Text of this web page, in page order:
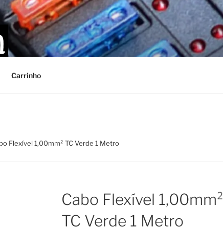
Carrinho
Flexível 1,00mm² TC Verde 1 Metro
Cabo Flexível 1,00mm²
TC Verde 1 Metro